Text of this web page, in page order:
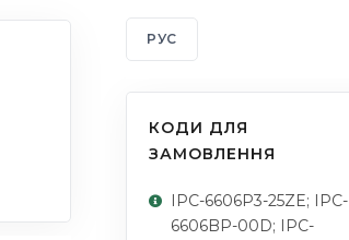
РУС
КОДИ ДЛЯ
ЗАМОВЛЕННЯ
IPC-6606P3-25ZE; IPC-
6606BP-00D; IPC-